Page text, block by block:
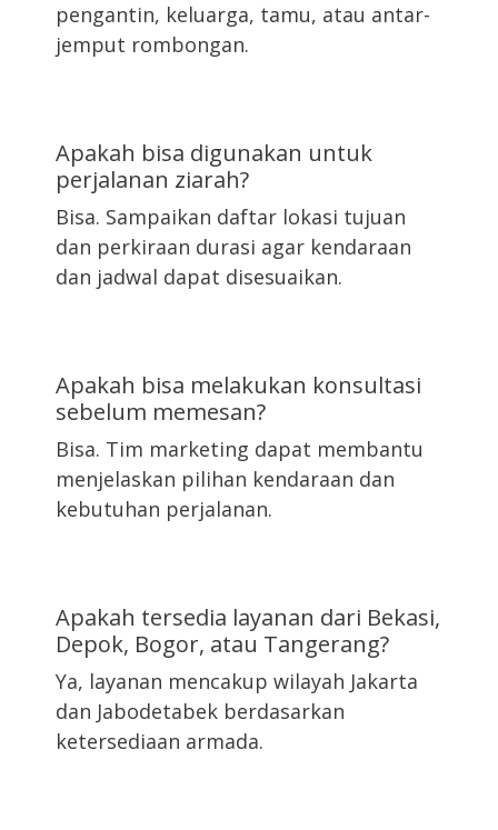
pengantin, keluarga, tamu, atau antar-
jemput rombongan.
Apakah bisa digunakan untuk
perjalanan ziarah?
Bisa. Sampaikan daftar lokasi tujuan
dan perkiraan durasi agar kendaraan
dan jadwal dapat disesuaikan.
Apakah bisa melakukan konsultasi
sebelum memesan?
Bisa. Tim marketing dapat membantu
menjelaskan pilihan kendaraan dan
kebutuhan perjalanan.
Apakah tersedia layanan dari Bekasi,
Depok, Bogor, atau Tangerang?
Ya, layanan mencakup wilayah Jakarta
dan Jabodetabek berdasarkan
ketersediaan armada.